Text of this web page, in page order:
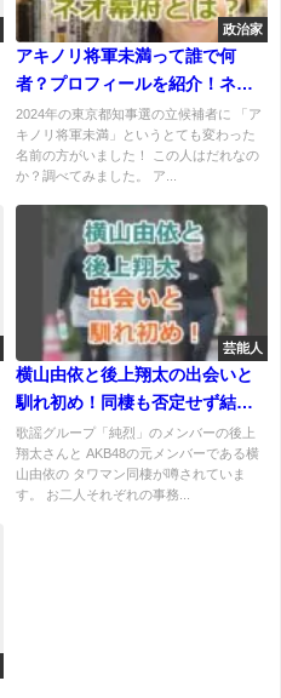
政治家
アキノリ将軍未満って誰で何
者？プロフィールを紹介！ネオ
幕府とは？ヤバい感じの童貞思
想家？
2024年の東京都知事選の立候補者に 「ア
キノリ将軍未満」というとても変わった
名前の方がいました！ この人はだれなの
か？調べてみました。 ア...
芸能人
横山由依と後上翔太の出会いと
馴れ初め！同棲も否定せず結婚
も秒読みか？
歌謡グループ「純烈」のメンバーの後上
翔太さんと AKB48の元メンバーである横
山由依の タワマン同棲が噂されていま
す。 お二人それぞれの事務...